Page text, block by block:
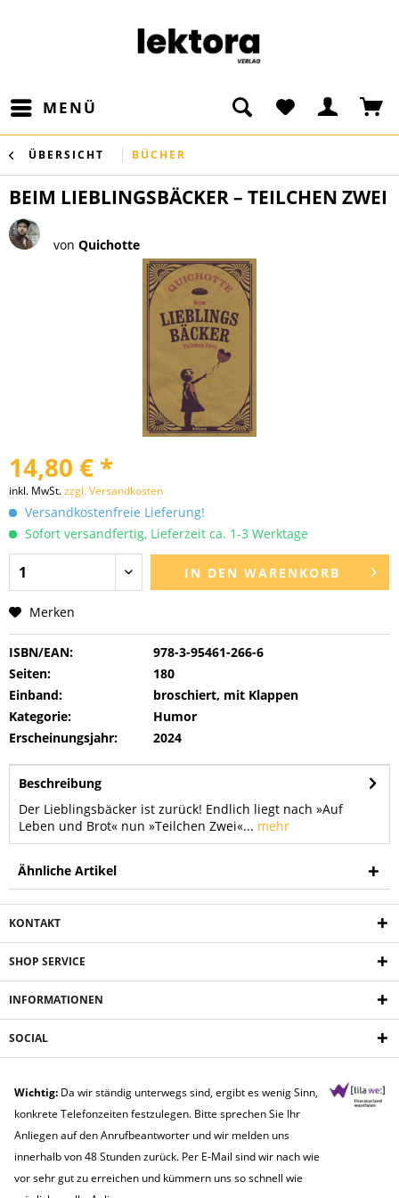
MENÜ
ÜBERSICHT BÜCHER
BEIM LIEBLINGSBÄCKER – TEILCHEN ZWEI
von Quichotte
14,80 € *
inkl. MwSt.zzgl. Versandkosten
Versandkostenfreie Lieferung!
Sofort versandfertig, Lieferzeit ca. 1-3 Werktage
IN DEN WARENKORB
Merken
ISBN/EAN:
978-3-95461-266-6
Seiten:
180
Einband:
broschiert, mit Klappen
Kategorie:
Humor
Erscheinungsjahr:
2024
Beschreibung
Der Lieblingsbäcker ist zurück! Endlich liegt nach »Auf
Leben und Brot« nun »Teilchen Zwei«... mehr
Ähnliche Artikel
KONTAKT
SHOP SERVICE
INFORMATIONEN
SOCIAL
Wichtig: Da wir ständig unterwegs sind, ergibt es wenig Sinn,
konkrete Telefonzeiten festzulegen. Bitte sprechen Sie Ihr
Anliegen auf den Anrufbeantworter und wir melden uns
innerhalb von 48 Stunden zurück. Per E-Mail sind wir nach wie
vor sehr gut zu erreichen und kümmern uns so schnell wie